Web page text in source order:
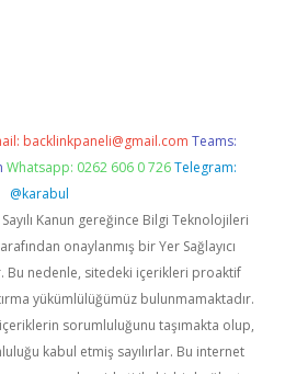
backlinkpaneli@gmail.com Teams:
Whatsapp: 0262 606 0 726 Telegram:
@karabul
Kanun gereğince Bilgi Teknolojileri
onaylanmış bir Yer Sağlayıcı
Bu nedenle, sitedeki içerikleri proaktif
yükümlülüğümüz bulunmamaktadır.
sorumluluğunu taşımakta olup,
kabul etmiş sayılırlar. Bu internet